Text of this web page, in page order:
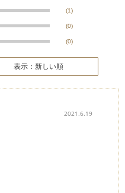
(1)
(0)
(0)
表示：新しい順
2021.6.19